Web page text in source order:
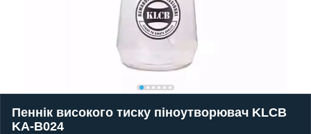
Пеннік високого тиску піноутворювач KLCB
KA-B024